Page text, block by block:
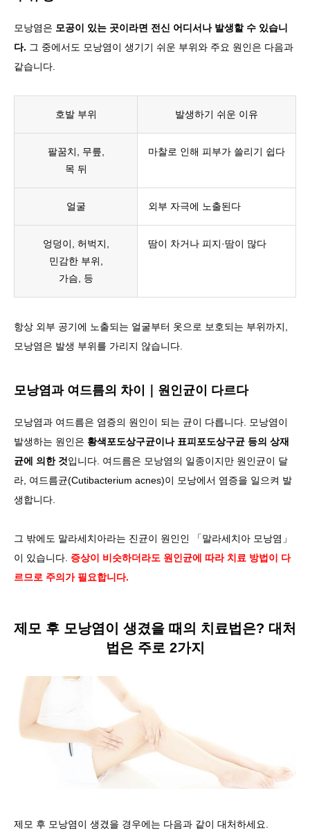
모낭염은 모공이 있는 곳이라면 전신 어디서나 발생할 수 있습니
다. 그 중에서도 모낭염이 생기기 쉬운 부위와 주요 원인은 다음과
같습니다.
호발 부위 발생하기 쉬운 이유
팔꿈치, 무릎,
목 뒤
마찰로 인해 피부가 쓸리기 쉽다
얼굴 외부 자극에 노출된다
엉덩이, 허벅지,
민감한 부위,
가슴, 등
땀이 차거나 피지·땀이 많다
항상 외부 공기에 노출되는 얼굴부터 옷으로 보호되는 부위까지,
모낭염은 발생 부위를 가리지 않습니다.
모낭염과 여드름의 차이｜원인균이 다르다
모낭염과 여드름은 염증의 원인이 되는 균이 다릅니다. 모낭염이
발생하는 원인은 황색포도상구균이나 표피포도상구균 등의 상재
균에 의한 것입니다. 여드름은 모낭염의 일종이지만 원인균이 달
라, 여드름균(Cutibacterium acnes)이 모낭에서 염증을 일으켜 발
생합니다.
그 밖에도 말라세치아라는 진균이 원인인 「말라세치아 모낭염」
이 있습니다. 증상이 비슷하더라도 원인균에 따라 치료 방법이 다
르므로 주의가 필요합니다.
제모 후 모낭염이 생겼을 때의 치료법은? 대처
법은 주로 2가지
제모 후 모낭염이 생겼을 경우에는 다음과 같이 대처하세요.